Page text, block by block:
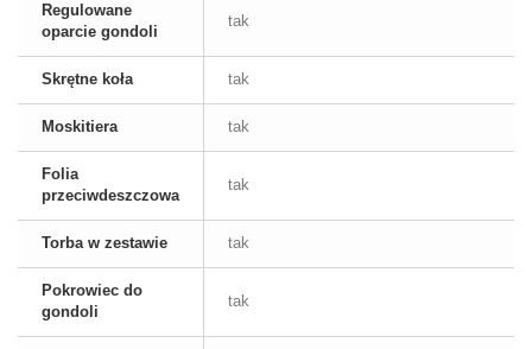
Regulowane
oparcie gondoli
tak
Skrętne koła tak
Moskitiera tak
Folia
przeciwdeszczowa
tak
Torba w zestawie tak
Pokrowiec do
gondoli
tak